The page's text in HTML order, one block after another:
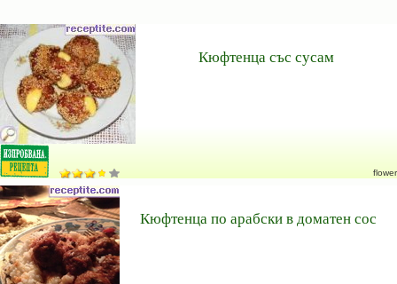
Кюфтенца със сусам
flower
Кюфтенца по арабски в доматен сос